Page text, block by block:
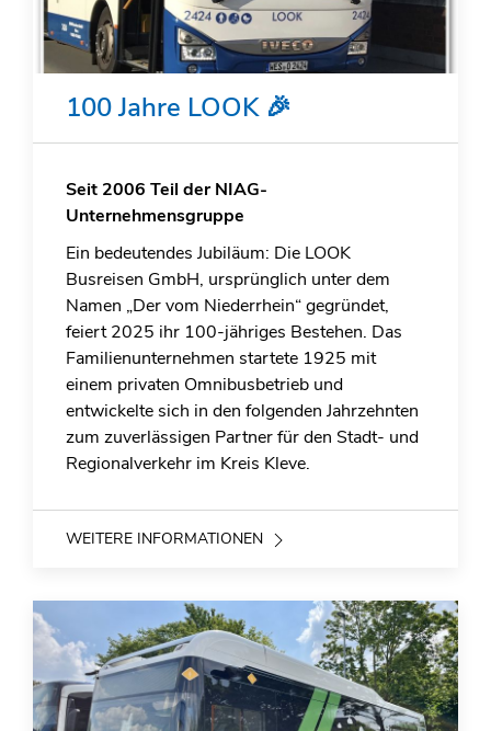
100 Jahre LOOK 🎉
Seit 2006 Teil der NIAG-
Unternehmensgruppe
Ein bedeutendes Jubiläum: Die LOOK
Busreisen GmbH, ursprünglich unter dem
Namen „Der vom Niederrhein“ gegründet,
feiert 2025 ihr 100-jähriges Bestehen. Das
Familienunternehmen startete 1925 mit
einem privaten Omnibusbetrieb und
entwickelte sich in den folgenden Jahrzehnten
zum zuverlässigen Partner für den Stadt- und
Regionalverkehr im Kreis Kleve.
WEITERE INFORMATIONEN